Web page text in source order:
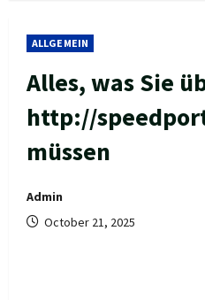
ALLGEMEIN
Alles, was Sie
http://
müssen
Admin
October 21, 2025